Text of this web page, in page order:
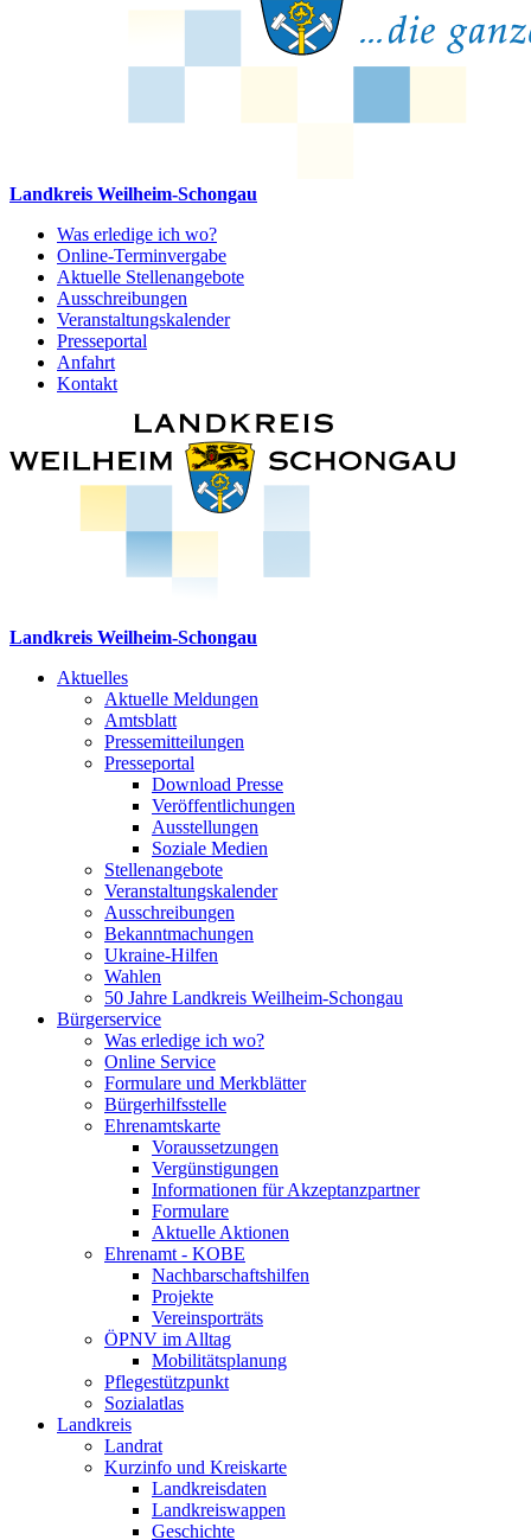
Landkreis Weilheim-Schongau
Was erledige ich wo?
Online-Terminvergabe
Aktuelle Stellenangebote
Ausschreibungen
Veranstaltungskalender
Presseportal
Anfahrt
Kontakt
Landkreis Weilheim-Schongau
Aktuelles
Aktuelle Meldungen
Amtsblatt
Pressemitteilungen
Presseportal
Download Presse
Veröffentlichungen
Ausstellungen
Soziale Medien
Stellenangebote
Veranstaltungskalender
Ausschreibungen
Bekanntmachungen
Ukraine-Hilfen
Wahlen
50 Jahre Landkreis Weilheim-Schongau
Bürgerservice
Was erledige ich wo?
Online Service
Formulare und Merkblätter
Bürgerhilfsstelle
Ehrenamtskarte
Voraussetzungen
Vergünstigungen
Informationen für Akzeptanzpartner
Formulare
Aktuelle Aktionen
Ehrenamt - KOBE
Nachbarschaftshilfen
Projekte
Vereinsporträts
ÖPNV im Alltag
Mobilitätsplanung
Pflegestützpunkt
Sozialatlas
Landkreis
Landrat
Kurzinfo und Kreiskarte
Landkreisdaten
Landkreiswappen
Geschichte